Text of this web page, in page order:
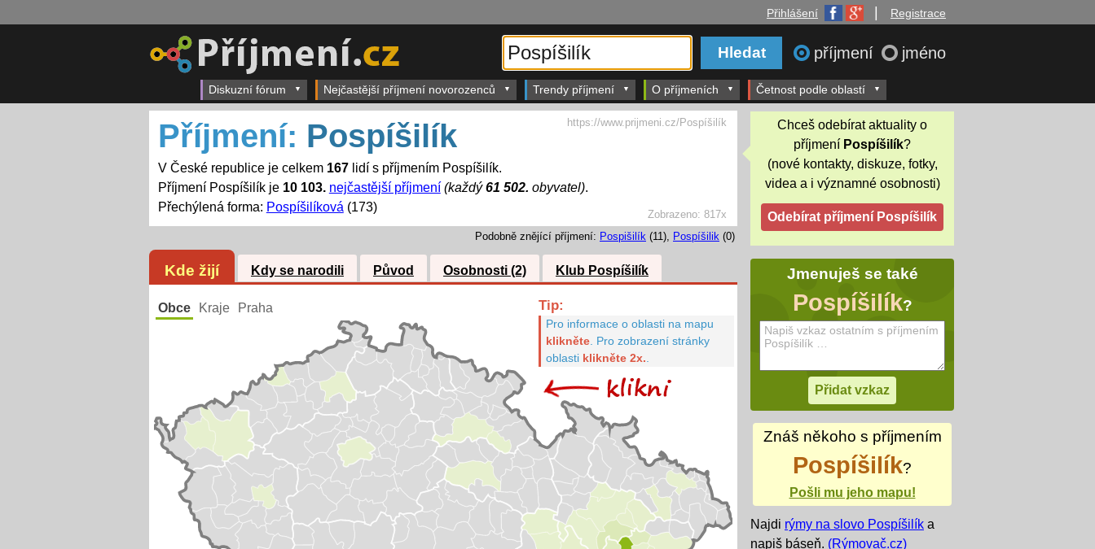
Přihlášení Registrace
příjmení jméno
Diskuzní fórum Nejčastější příjmení novorozenců Trendy příjmení O příjmeních Četnost podle oblastí
Zobrazeno:817x
Příjmení: Pospíšilík
V České republice je celkem 167lidí s příjmením Pospíšilík.
Příjmení Pospíšilík je 10 103. nejčastější příjmení (každý61 502. obyvatel).
Přechýlená forma: Pospíšilíková (173)
https://www.prijmeni.cz/Pospíšilík
Podobně znějící příjmení: Pospišilík (11), Pospíšilik (0)
Kde žijí Kdy se narodili Původ Osobnosti (2) Klub Pospíšilík
Obce Kraje Praha Tip:
Pro informace o oblasti na mapu
klikněte. Pro zobrazení stránky
oblasti klikněte 2x.
Chceš odebírat aktuality o
příjmení Pospíšilík?
(nové kontakty, diskuze, fotky,
videa a i významné osobnosti)
Jmenuješ se také
Pospíšilík?
Znáš někoho s příjmením
Pospíšilík?
Pošli mu jeho mapu!
Najdi rýmy na slovo Pospíšilík a
napiš báseň. (Rýmovač.cz)